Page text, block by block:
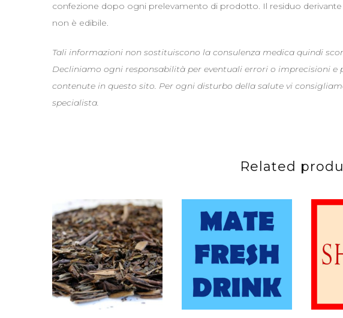
confezione dopo ogni prelevamento di prodotto. Il residuo
non è edibile.
Tali informazioni non sostituiscono la consulenza medica quindi
Decliniamo ogni responsabilità per eventuali errori o imprecisioni
contenute in questo sito. Per ogni disturbo della salute vi
specialista.
Related